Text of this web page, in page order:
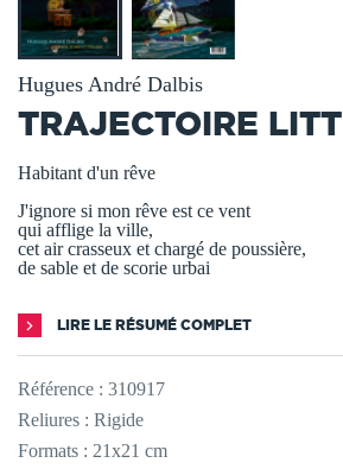
Hugues André Dalbis
TRAJECTOIRE
Habitant d'un rêve
J'ignore si mon rêve est ce vent
qui afflige la ville,
cet air crasseux et chargé de poussière,
de sable et de scorie urbai
LIRE LE RÉSUMÉ COMPLET
Référence : 310917
Reliures : Rigide
Formats : 21x21 cm